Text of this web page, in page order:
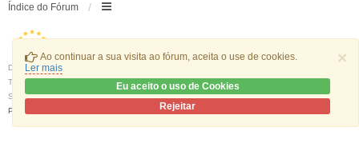
×
Ao continuar a sua visita ao fórum, aceita o use de cookies.
Ler mais
Eu aceito o uso de Cookies
Rejeitar
Índice do Fórum
Desenvolvido por
Traduzido por:
phpBB Portugal
Stylewe_universalcreated by INVENTEA & v12mike
Privacidade